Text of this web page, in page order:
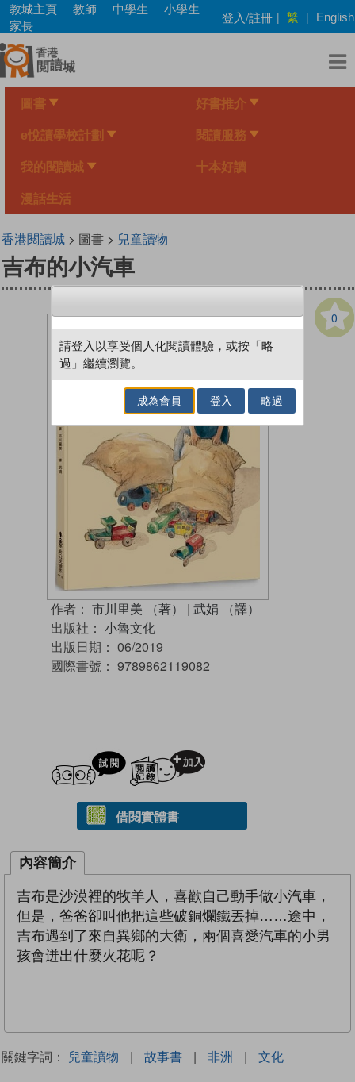
Skip
main
content
教城主頁 教師 中學生
小學生
家長
登入/註冊 | 繁 | English
圖書 好書推介
e悅讀學校計劃 閱讀服務
我的閱讀城 十本好讀
漫話生活
香港閱讀城> 圖書 > 兒童讀物
吉布的小汽車
0
作者： 市川里美 （著） | 武娟 （譯）
出版社： 小魯文化
出版日期： 06/2019
國際書號： 9789862119082
試閲
借閱實體書
內容簡介
吉布是沙漠裡的牧羊人，喜歡自己動手做小汽車，
但是，爸爸卻叫他把這些破銅爛鐵丟掉……途中，
吉布遇到了來自異鄉的大衛，兩個喜愛汽車的小男
孩會迸出什麼火花呢？
關鍵字詞： 兒童讀物 | 故事書 | 非洲 | 文化
請登入以享受個人化閱讀體驗，或按「略
過」繼續瀏覽。
成為會員 登入 略過